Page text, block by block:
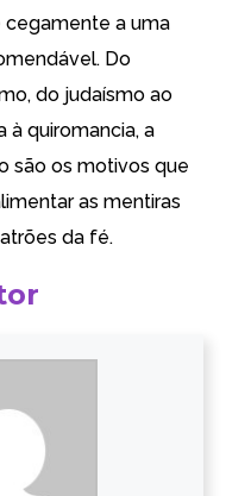
a uma
Do
do judaísmo ao
à quiromancia, a
são os motivos que
as mentiras
da fé.